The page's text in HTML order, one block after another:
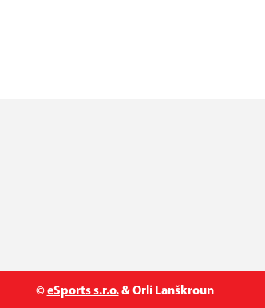
©eSports s.r.o.& Orli Lanškroun